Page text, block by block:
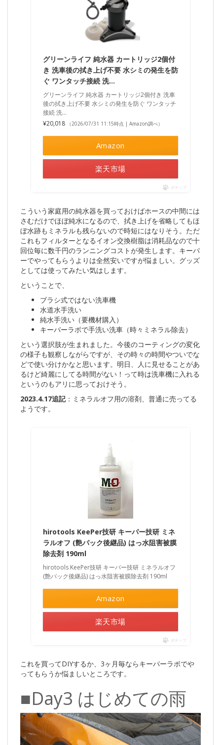
グリーンライフ 純水器 カートリッジ2個付
き 洗車後の拭き上げ不要 水シミの発生を防
ぐ ワンタッチ接続 洗…
グリーンライフ 純水器 カートリッジ2個付き 洗車
後の拭き上げ不要 水シミの発生を防ぐ ワンタッチ
接続 洗…
¥20,018
（2026/07/31 11:15時点 | Amazon調べ）
Amazon
楽天市場
ポチップ
こういう家庭用の純水器を買っておけばホースの中間には
さむだけでほぼ純水になるので、拭き上げを省略してもほ
ぼ水跡もミネラルも残らないので時短にはなりそう。ただ
これもフィルターとなるイオン交換樹脂は消耗品なので十
回位毎に数千円のランニングコストが発生します。キーパ
ーでやってもらうよりは全然安いですが悩ましい。グッズ
としては使ってみたい気はします。
ということで、
ブラシ式ではない洗車機
水道水手洗い
純水手洗い（要機材購入）
キーパーラボで手洗い洗車（時々ミネラル除去）
という選択肢が生まれました。今後のコーティングの変化
の様子も観察しながらですが、その時々の時間やついでな
どで使い分けかなと思います。明日、人に見せることがあ
るけど綺麗にしてる時間がない！って時は洗車機に入れる
というのもアリに思っておけそう。
2023.4.17追記：ミネラルオフ用の溶剤、普通に売ってる
ようです。
hirotools KeePer技研 キーパー技研 ミネ
ラルオフ (艶パック後継品) はっ水阻害被膜
除去剤 190ml
hirotools KeePer技研 キーパー技研 ミネラルオフ
(艶パック後継品) はっ水阻害被膜除去剤 190ml
Amazon
楽天市場
ポチップ
これを買ってDIYするか、3ヶ月毎ならキーパーラボでや
ってもらうか悩ましいところです。
■Day3 はじめての雨